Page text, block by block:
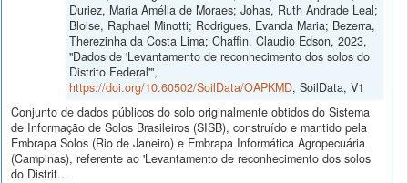
Duriez, Maria Amélia de Moraes; Johas, Ruth Andrade Leal;
Bloise, Raphael Minotti; Rodrigues, Evanda Maria; Bezerra,
Therezinha da Costa Lima; Chaffin, Claudio Edson, 2023,
"Dados de 'Levantamento de reconhecimento dos solos do
Distrito Federal'",
https://doi.org/10.60502/SoilData/OAPKMD, SoilData, V1
Conjunto de dados públicos do solo originalmente obtidos do Sistema
de Informação de Solos Brasileiros (SISB), construído e mantido pela
Embrapa Solos (Rio de Janeiro) e Embrapa Informática Agropecuária
(Campinas), referente ao 'Levantamento de reconhecimento dos solos
do Distrit...